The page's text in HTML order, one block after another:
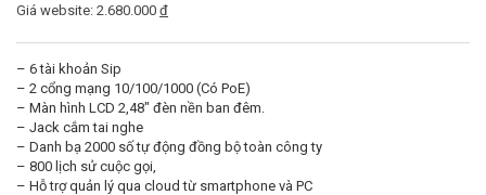
Giá website: 2.680.000 đ
– 6 tài khoản Sip
– 2 cổng mạng 10/100/1000 (Có PoE)
– Màn hình LCD 2,48″ đèn nền ban đêm.
– Jack cắm tai nghe
– Danh bạ 2000 số tự động đồng bộ toàn công ty
– 800 lịch sử cuộc gọi,
– Hỗ trợ quản lý qua cloud từ smartphone và PC